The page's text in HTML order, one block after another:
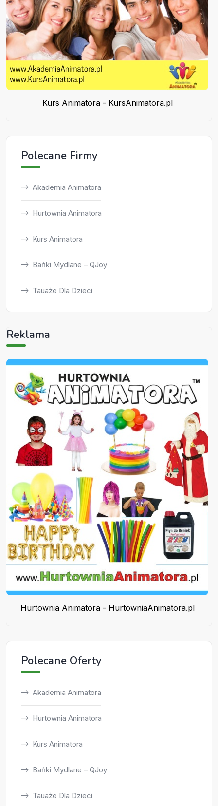
Kurs Animatora - KursAnimatora.pl
Polecane Firmy
Akademia Animatora
Hurtownia Animatora
Kurs Animatora
Bańki Mydlane – QJoy
Tauaże Dla Dzieci
Reklama
Hurtownia Animatora - HurtowniaAnimatora.pl
Polecane Oferty
Akademia Animatora
Hurtownia Animatora
Kurs Animatora
Bańki Mydlane – QJoy
Tauaże Dla Dzieci